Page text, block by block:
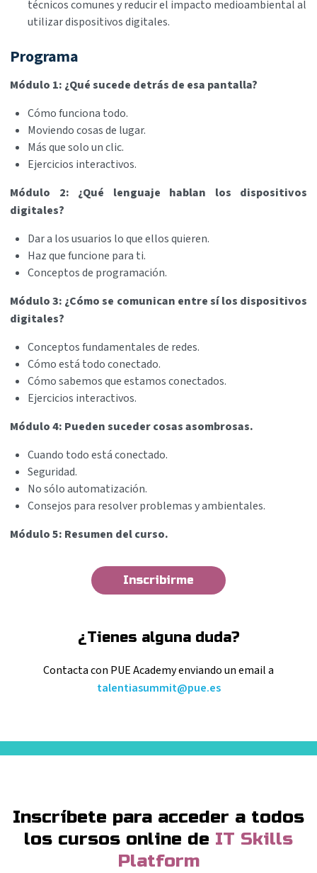
técnicos comunes y reducir el impacto medioambiental al
utilizar dispositivos digitales.
Programa
Módulo 1: ¿Qué sucede detrás de esa pantalla?
Cómo funciona todo.
Moviendo cosas de lugar.
Más que solo un clic.
Ejercicios interactivos.
Módulo 2: ¿Qué lenguaje hablan los dispositivos
digitales?
Dar a los usuarios lo que ellos quieren.
Haz que funcione para ti.
Conceptos de programación.
Módulo 3: ¿Cómo se comunican entre sí los dispositivos
digitales?
Conceptos fundamentales de redes.
Cómo está todo conectado.
Cómo sabemos que estamos conectados.
Ejercicios interactivos.
Módulo 4: Pueden suceder cosas asombrosas.
Cuando todo está conectado.
Seguridad.
No sólo automatización.
Consejos para resolver problemas y ambientales.
Módulo 5: Resumen del curso.
Inscribirme
¿Tienes alguna duda?
Contacta con PUE Academy enviandoun email a
talentiasummit@pue.es
Inscríbete para acceder a todos
los cursos online de IT Skills
Platform